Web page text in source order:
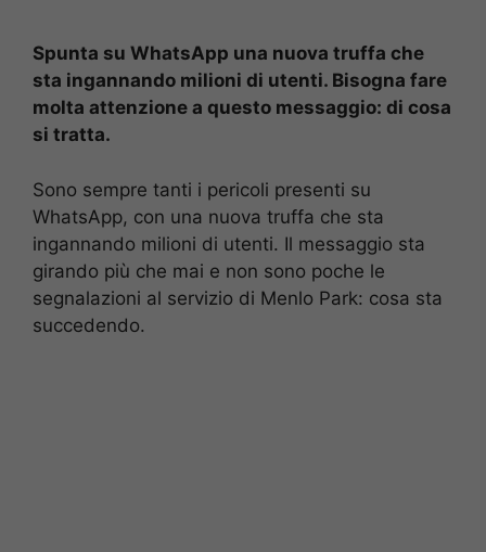
Spunta su WhatsApp una nuova truffa che
sta ingannando milioni di utenti. Bisogna fare
molta attenzione a questo messaggio: di cosa
si tratta.
Sono sempre tanti i pericoli presenti su
WhatsApp, con una nuova truffa che sta
ingannando milioni di utenti. Il messaggio sta
girando più che mai e non sono poche le
segnalazioni al servizio di Menlo Park: cosa sta
succedendo.